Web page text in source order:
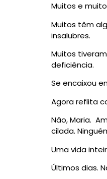
Muitos e
Muitos têm
insalubres.
Muitos
deficiência.
Se encaixou
Agora reflita
Não, Maria.
cilada.
Uma vida
Últimos dias.